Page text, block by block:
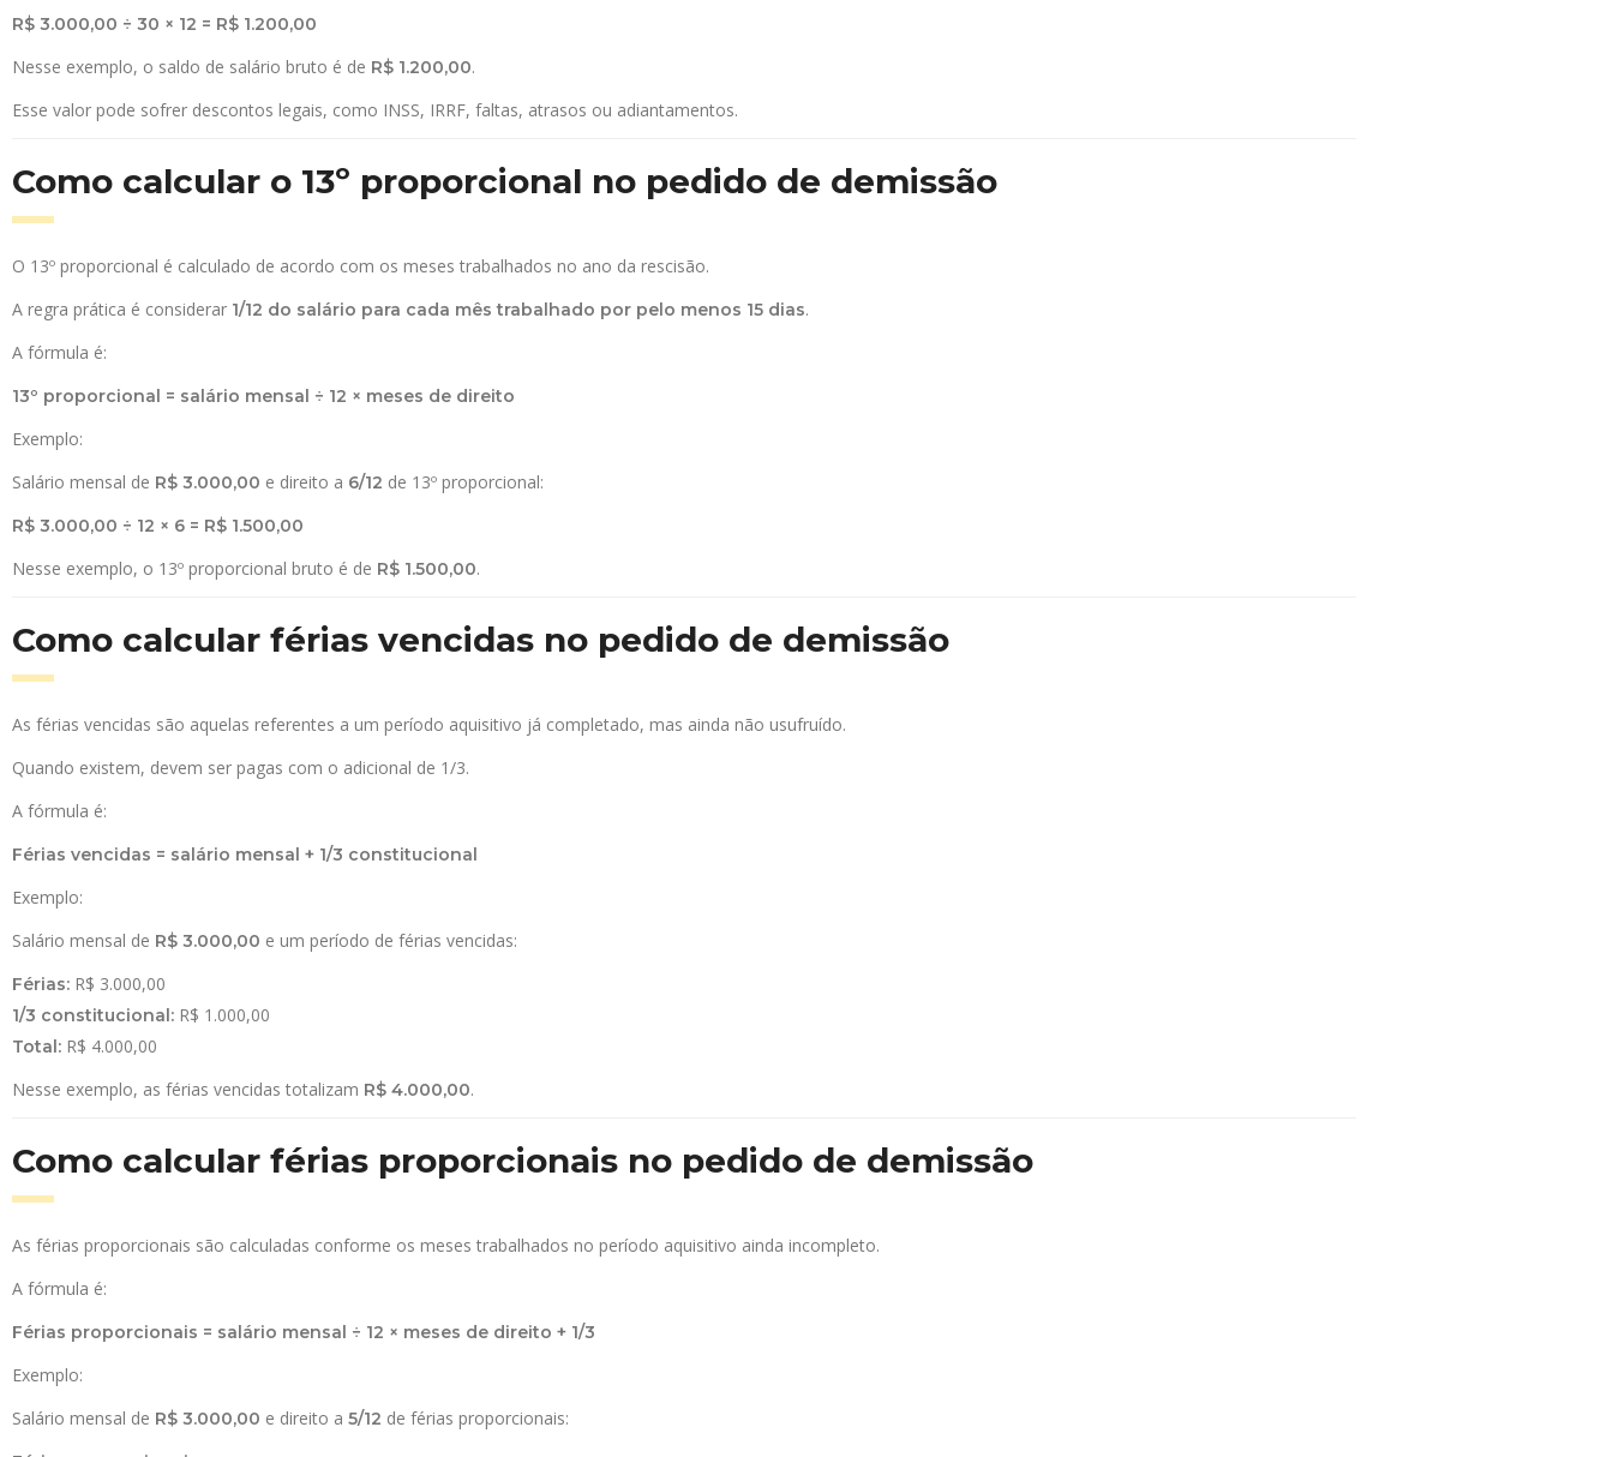
R$ 3.000,00 ÷ 30 × 12 = R$ 1.200,00
Nesse exemplo, o saldo de salário bruto é de R$ 1.200,00.
Esse valor pode sofrer descontos legais, como INSS, IRRF, faltas, atrasos ou adiantamentos.
Como calcular o 13º proporcional no pedido de demissão
O 13º proporcional é calculado de acordo com os meses trabalhados no ano da rescisão.
A regra prática é considerar 1/12 do salário para cada mês trabalhado por pelo menos 15 dias.
A fórmula é:
13º proporcional = salário mensal ÷ 12 × meses de direito
Exemplo:
Salário mensal de R$ 3.000,00 e direito a 6/12 de 13º proporcional:
R$ 3.000,00 ÷ 12 × 6 = R$ 1.500,00
Nesse exemplo, o 13º proporcional bruto é de R$ 1.500,00.
Como calcular férias vencidas no pedido de demissão
As férias vencidas são aquelas referentes a um período aquisitivo já completado, mas ainda não usufruído.
Quando existem, devem ser pagas com o adicional de 1/3.
A fórmula é:
Férias vencidas = salário mensal + 1/3 constitucional
Exemplo:
Salário mensal de R$ 3.000,00 e um período de férias vencidas:
Férias: R$ 3.000,00
1/3 constitucional: R$ 1.000,00
Total: R$ 4.000,00
Nesse exemplo, as férias vencidas totalizam R$ 4.000,00.
Como calcular férias proporcionais no pedido de demissão
As férias proporcionais são calculadas conforme os meses trabalhados no período aquisitivo ainda incompleto.
A fórmula é:
Férias proporcionais = salário mensal ÷ 12 × meses de direito + 1/3
Exemplo:
Salário mensal de R$ 3.000,00 e direito a 5/12 de férias proporcionais: